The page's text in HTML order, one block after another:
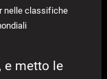
nelle classifiche
e metto le